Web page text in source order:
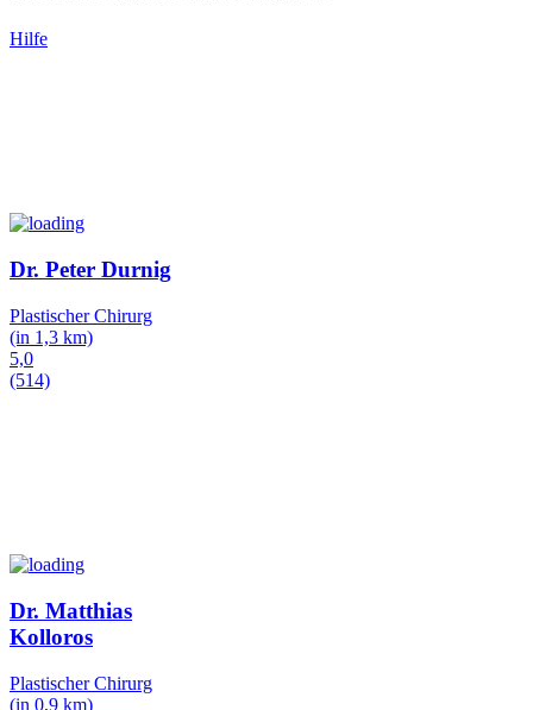
Hilfe
Dr. Peter Durnig
Plastischer Chirurg
(in 1,3 km)
5,0
(514)
Dr. Matthias
Kolloros
Plastischer Chirurg
(in 0,9 km)